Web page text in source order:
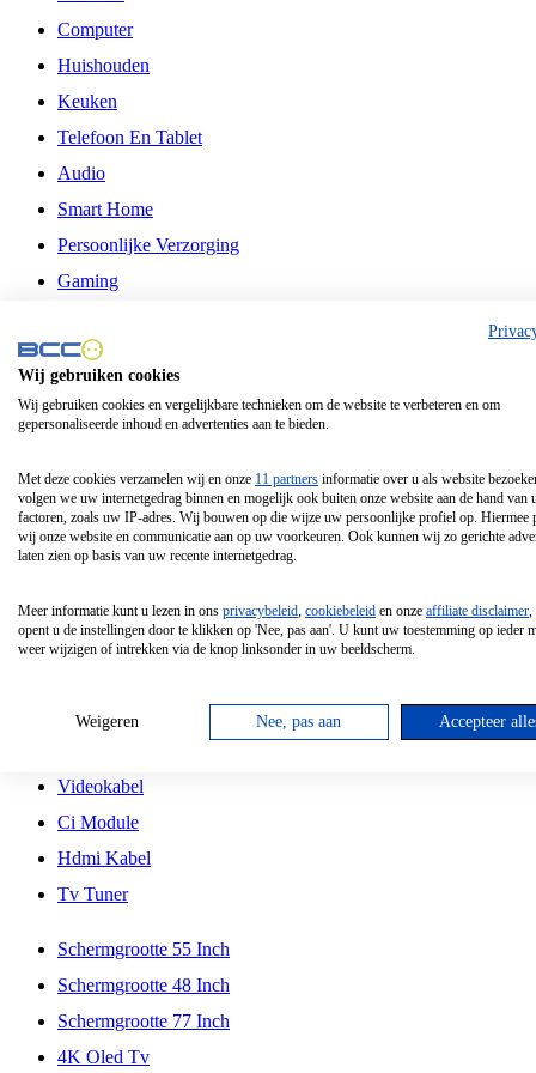
Computer
Huishouden
Keuken
Telefoon En Tablet
Audio
Smart Home
Persoonlijke Verzorging
Gaming
Philips
Schermgrootte 24 Inch
Schermgrootte 85 Inch
Schermgrootte 98 Inch
Tcl
Hd Led Tv
Antennekabel
Videokabel
Ci Module
Hdmi Kabel
Tv Tuner
Schermgrootte 55 Inch
Schermgrootte 48 Inch
Schermgrootte 77 Inch
4K Oled Tv
Wij gebruiken cookies
Wij gebruiken cookies en vergelijkbare technieken om de website te verbeteren en om
gepersonaliseerde inhoud en advertenties aan te bieden.
Met deze cookies verzamelen wij en onze 11 partners informatie over u als website
volgen we uw internetgedrag binnen en mogelijk ook buiten onze website aan de hand van
factoren, zoals uw IP-adres. Wij bouwen op die wijze uw persoonlijke profiel op. Hiermee
wij onze website en communicatie aan op uw voorkeuren. Ook kunnen wij zo gerichte
laten zien op basis van uw recente internetgedrag.
Meer informatie kunt u lezen in ons privacybeleid, cookiebeleid en onze affiliate disclaimer,
opent u de instellingen door te klikken op 'Nee, pas aan'. U kunt uw toestemming op ieder
weer wijzigen of intrekken via de knop linksonder in uw beeldscherm.
Weigeren Nee, pas aan Accepteer